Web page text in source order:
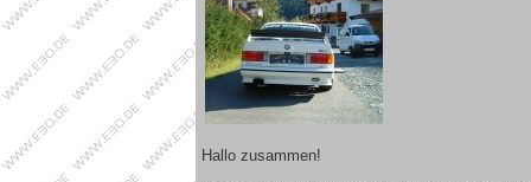
Hallo zusammen!